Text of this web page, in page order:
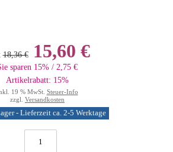
18,36 €15,60 €
sparen 15% / 2,75 €
Artikelrabatt: 15%
19 % MwSt. Steuer-Info
zzgl. Versandkosten
- Lieferzeit ca. 2-5 Werktage